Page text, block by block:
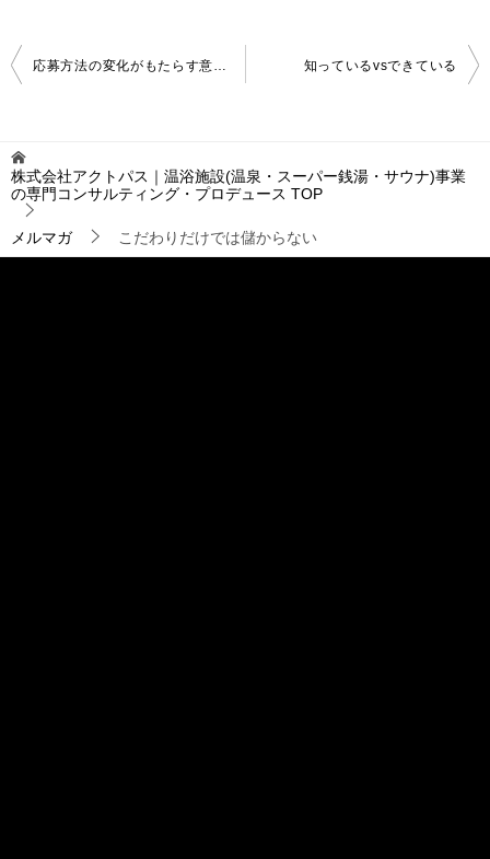
投
稿
ゲ
ー
シ
ョ
ン
応募方法の変化がもたらす意外な効果 知っているvsできている
株式会社アクトパス｜温浴施設(温泉・スーパー銭湯・サウナ)事業
の専門コンサルティング・プロデュース TOP
メルマガ こだわりだけでは儲からない